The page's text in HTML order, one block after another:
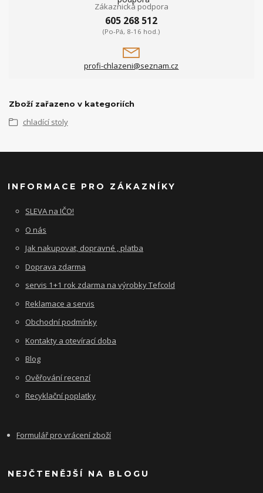
Zákaznická podpora
605 268 512
(Po-Pá, 8-16 hod.)
profi-chlazeni@seznam.cz
Zboží zařazeno v kategoriích
chladící stoly
INFORMACE PRO ZÁKAZNÍKY
SLEVA na IČO!
O nás
Jak nakupovat, dopravné , platba
Doprava zdarma
servis 1+1 rok zdarma na výrobky Tefcold
Reklamace a servis
Obchodní podmínky
Kontakty a otevírací doba
Blog
Ověřování recenzí
Recyklační poplatky
Formulář pro vrácení zboží
NEJČTENĚJŠÍ NA BLOGU